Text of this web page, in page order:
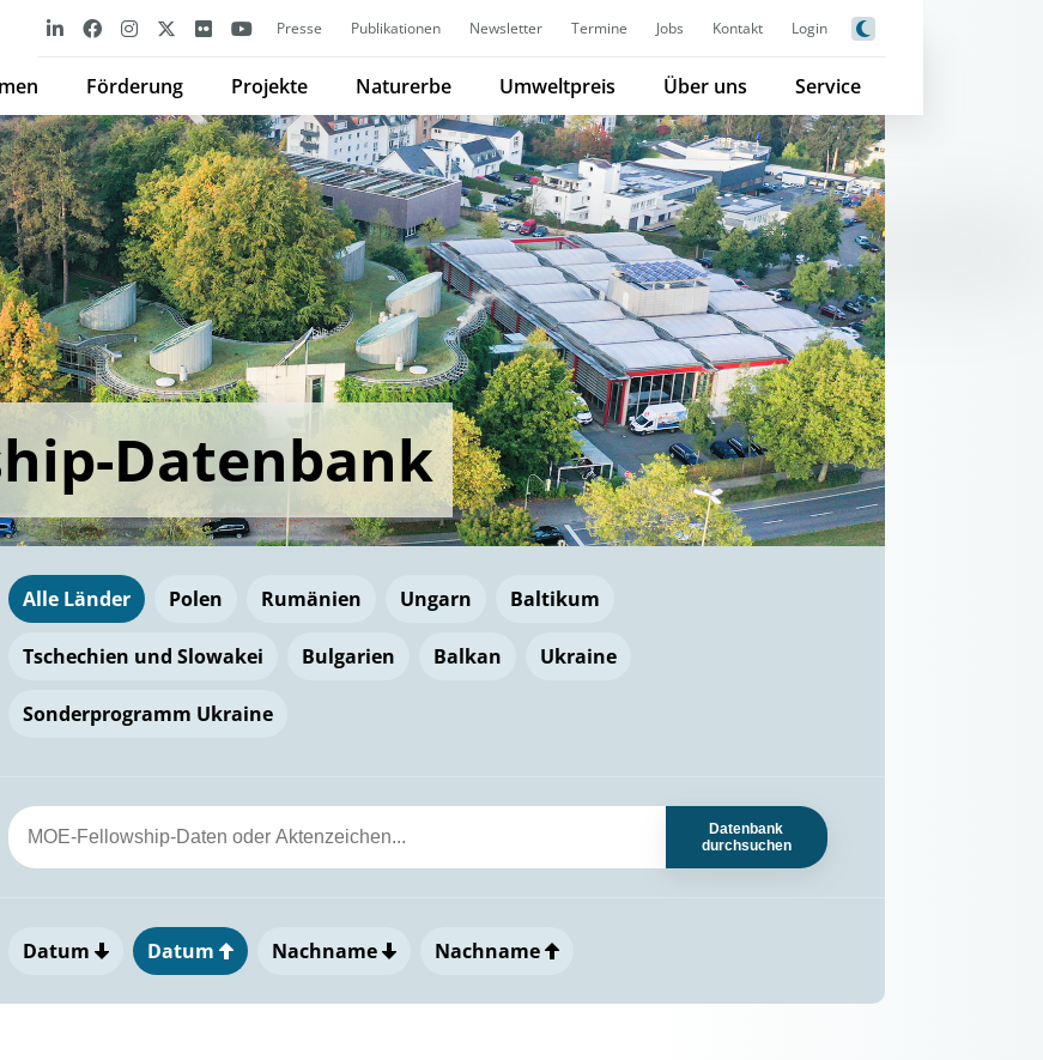
Presse Publikationen Newsletter Termine Jobs Kontakt Login
Förderung Projekte Naturerbe Umweltpreis Über uns Service
Datenbank
Alle Länder Polen Rumänien Ungarn Baltikum
Tschechien und Slowakei Bulgarien Balkan Ukraine
Sonderprogramm Ukraine
Datenbank
durchsuchen
Datum Datum Nachname Nachname